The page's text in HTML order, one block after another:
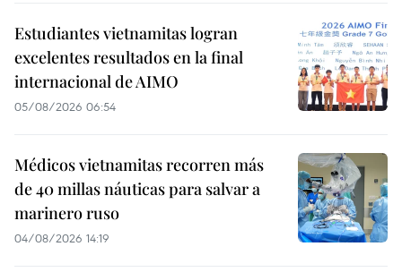
Estudiantes vietnamitas logran
excelentes resultados en la final
internacional de AIMO
05/08/2026 06:54
Médicos vietnamitas recorren más
de 40 millas náuticas para salvar a
marinero ruso
04/08/2026 14:19